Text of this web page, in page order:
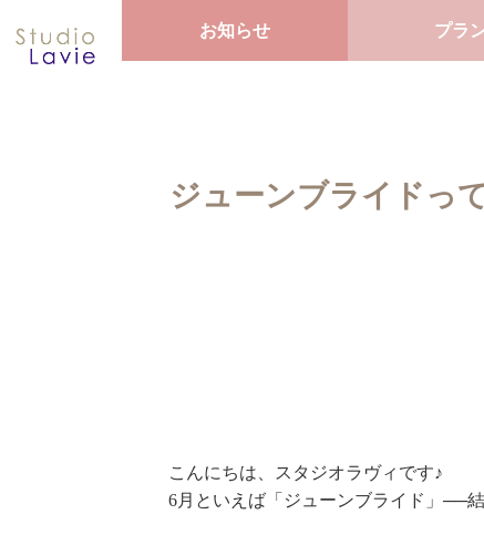
お知らせ プラ
ジューンブライドっ
こんにちは、スタジオラヴィです♪
6月といえば「ジューンブライド」──